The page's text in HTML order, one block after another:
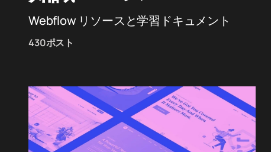
Webflow リソースと学習ドキュメント
430ポスト